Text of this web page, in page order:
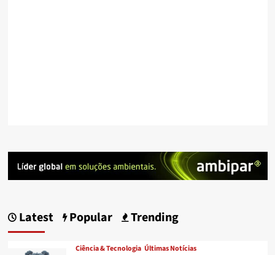
Latest Popular Trending
Ciência & Tecnologia Últimas Notícias